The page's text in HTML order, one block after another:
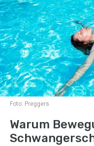
Foto: Preggers
Warum